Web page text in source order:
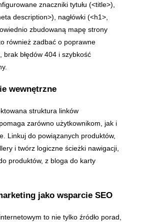
znaczniki tytułu (<title>),
description>), nagłówki (<h1>
zbudowaną mapę strony
również zadbać o poprawne
brak błędów 404 i szybkość
wewnętrzne
struktura linków
zarówno użytkownikom, jak i
Linkuj do powiązanych produktów,
i twórz logiczne ścieżki nawigacji,
produktów, z bloga do karty
jako wsparcie SEO
to nie tylko źródło porad,